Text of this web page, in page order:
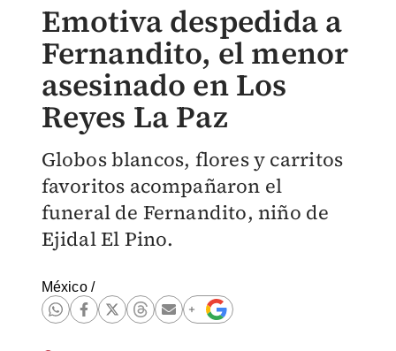
Emotiva despedida a
Fernandito, el menor
asesinado en Los
Reyes La Paz
Globos blancos, flores y carritos
favoritos acompañaron el
funeral de Fernandito, niño de
Ejidal El Pino.
México/